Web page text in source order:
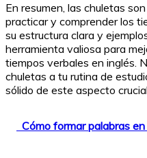
En resumen, las chuletas
practicar y comprender los
su estructura clara y
herramienta valiosa para
tiempos verbales en inglés.
chuletas a tu rutina de
sólido de este aspecto
Cómo formar palabras